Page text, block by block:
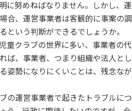
に努めねばなりません。しかし、運
合、運営事業者は客観的に事案の調
いう判断ができるでしょうか。
童クラブの世界に多い、事業者の代
ば、事業者、つまり組織や法人とし
姿勢になりにくいことは、残念なが
の運営事業者で起きたトラブルにつ